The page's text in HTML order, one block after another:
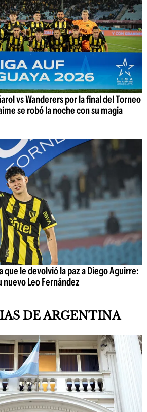
vs Wanderers por la final del Torneo
se robó la noche con su magia
que le devolvió la paz a Diego Aguirre:
Leo Fernández
DE ARGENTINA